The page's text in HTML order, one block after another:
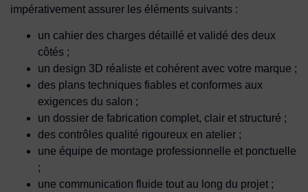
impérativement assurer les éléments suivants :
un cahier des charges détaillé et validé des deux
côtés ;
un design 3D réaliste et cohérent avec votre marque ;
des plans techniques fiables et conformes aux
exigences du salon ;
un dossier de fabrication complet, clair et structuré ;
des contrôles qualité rigoureux en atelier ;
une équipe de montage professionnelle et ponctuelle
;
une communication fluide tout au long du projet ;